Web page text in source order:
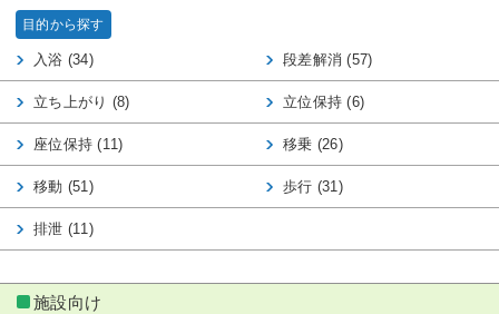
目的から探す
入浴 (34) 段差解消 (57)
立ち上がり (8) 立位保持 (6)
座位保持 (11) 移乗 (26)
移動 (51) 歩行 (31)
排泄 (11)
施設向け